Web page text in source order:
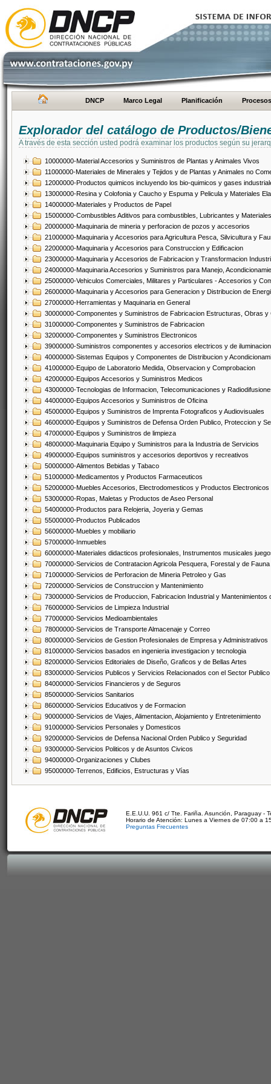
DNCP Marco Legal Planificación Procesos
Explorador del catálogo de Productos/
A través de esta sección usted podrá examinar los productos según su
10000000-Material Accesorios y Suministros de Plantas y Animales Vivos
11000000-Materiales de Minerales y Tejidos y de Plantas y Animales no
12000000-Productos quimicos incluyendo los bio-quimicos y gases
13000000-Resina y Colofonia y Caucho y Espuma y Pelicula y Materiales
14000000-Materiales y Productos de Papel
15000000-Combustibles Aditivos para combustibles, Lubricantes y
20000000-Maquinaria de mineria y perforacion de pozos y accesorios
21000000-Maquinaria y Accesorios para Agricultura Pesca, Silvicultura y
22000000-Maquinaria y Accesorios para Construccion y Edificacion
23000000-Maquinaria y Accesorios de Fabricacion y Transformacion
24000000-Maquinaria Accesorios y Suministros para Manejo,
25000000-Vehiculos Comerciales, Militares y Particulares - Accesorios y
26000000-Maquinaria y Accesorios para Generacion y Distribucion de
27000000-Herramientas y Maquinaria en General
30000000-Componentes y Suministros de Fabricacion Estructuras, Obras
31000000-Componentes y Suministros de Fabricacion
32000000-Componentes y Suministros Electronicos
39000000-Suministros componentes y accesorios electricos y de iluminacion
40000000-Sistemas Equipos y Componentes de Distribucion y
41000000-Equipo de Laboratorio Medida, Observacion y Comprobacion
42000000-Equipos Accesorios y Suministros Medicos
43000000-Tecnologias de Informacion, Telecomunicaciones y
44000000-Equipos Accesorios y Suministros de Oficina
45000000-Equipos y Suministros de Imprenta Fotograficos y Audiovisuales
46000000-Equipos y Suministros de Defensa Orden Publico, Proteccion y
47000000-Equipos y Suministros de limpieza
48000000-Maquinaria Equipo y Suministros para la Industria de Servicios
49000000-Equipos suministros y accesorios deportivos y recreativos
50000000-Alimentos Bebidas y Tabaco
51000000-Medicamentos y Productos Farmaceuticos
52000000-Muebles Accesorios, Electrodomesticos y Productos Electronicos
53000000-Ropas, Maletas y Productos de Aseo Personal
54000000-Productos para Relojeria, Joyeria y Gemas
55000000-Productos Publicados
56000000-Muebles y mobiliario
57000000-Inmuebles
60000000-Materiales didacticos profesionales, Instrumentos musicales
70000000-Servicios de Contratacion Agricola Pesquera, Forestal y de Fauna
71000000-Servicios de Perforacion de Mineria Petroleo y Gas
72000000-Servicios de Construccion y Mantenimiento
73000000-Servicios de Produccion, Fabricacion Industrial y Mantenimientos
76000000-Servicios de Limpieza Industrial
77000000-Servicios Medioambientales
78000000-Servicios de Transporte Almacenaje y Correo
80000000-Servicios de Gestion Profesionales de Empresa y Administrativos
81000000-Servicios basados en ingenieria investigacion y tecnologia
82000000-Servicios Editoriales de Diseño, Graficos y de Bellas Artes
83000000-Servicios Publicos y Servicios Relacionados con el Sector Publico
84000000-Servicios Financieros y de Seguros
85000000-Servicios Sanitarios
86000000-Servicios Educativos y de Formacion
90000000-Servicios de Viajes, Alimentacion, Alojamiento y Entretenimiento
91000000-Servicios Personales y Domesticos
92000000-Servicios de Defensa Nacional Orden Publico y Seguridad
93000000-Servicios Politicos y de Asuntos Civicos
94000000-Organizaciones y Clubes
95000000-Terrenos, Edificios, Estructuras y Vías
E.E.U.U. 961 c/ Tte. Fariña. Asunción, Paraguay -
Horario de Atención: Lunes a Viernes de 07:00 a
Preguntas Frecuentes